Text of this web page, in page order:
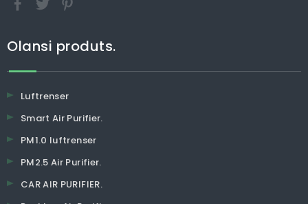
Olansi produts.
Luftrenser
Smart Air Purifier.
PM1.0 luftrenser
PM2.5 Air Purifier.
CAR AIR PURIFIER.